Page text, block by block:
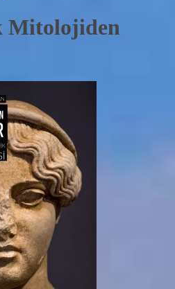
Mitolojiden